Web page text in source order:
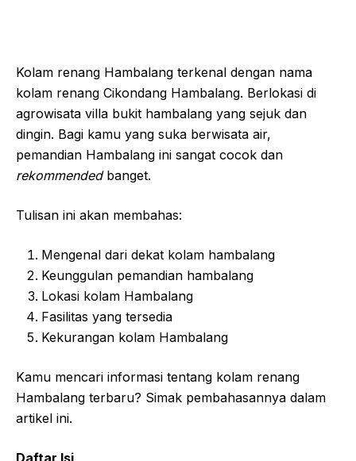
Kolam renang Hambalang terkenal dengan nama
kolam renang Cikondang Hambalang. Berlokasi di
agrowisata villa bukit hambalang yang sejuk dan
dingin. Bagi kamu yang suka berwisata air,
pemandian Hambalang ini sangat cocok dan
rekommendedbanget.
Tulisan ini akan membahas:
Mengenal dari dekat kolam hambalang
Keunggulan pemandian hambalang
Lokasi kolam Hambalang
Fasilitas yang tersedia
Kekurangan kolam Hambalang
Kamu mencari informasi tentang kolam renang
Hambalang terbaru? Simak pembahasannya dalam
artikel ini.
Daftar Isi